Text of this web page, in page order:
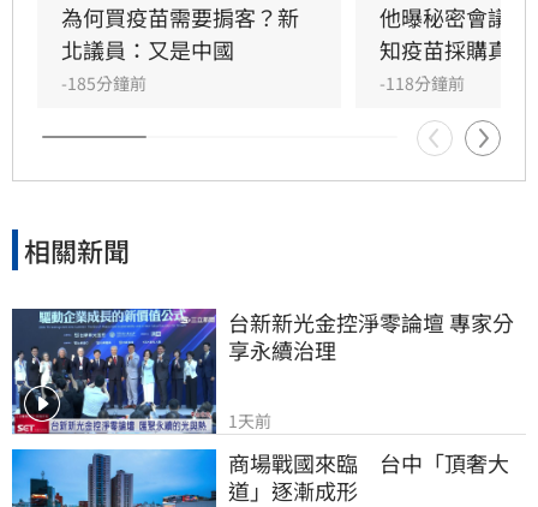
釋都暴露更多疑點，「慈濟的管理階層嚴重失
職」。他還指出其中一段關於疫苗採購價格的內
容根本不是事實，「我不知道為何慈濟高層能夠
為何買疫苗需要掮客？新
北議員：又是中國
-185分鐘前
他曝秘密會議
知疫苗採購真相
-118分鐘前
相關新聞
台新新光金控淨零論壇 專家分
享永續治理
1天前
商場戰國來臨　台中「頂奢大
道」逐漸成形